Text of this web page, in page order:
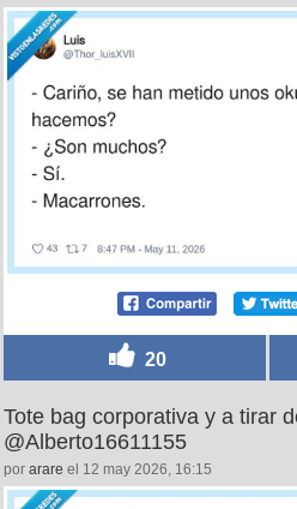
20
Tote bag corporativa y a tirar
@Alberto16611155
por arare el 12 may 2026, 16:15